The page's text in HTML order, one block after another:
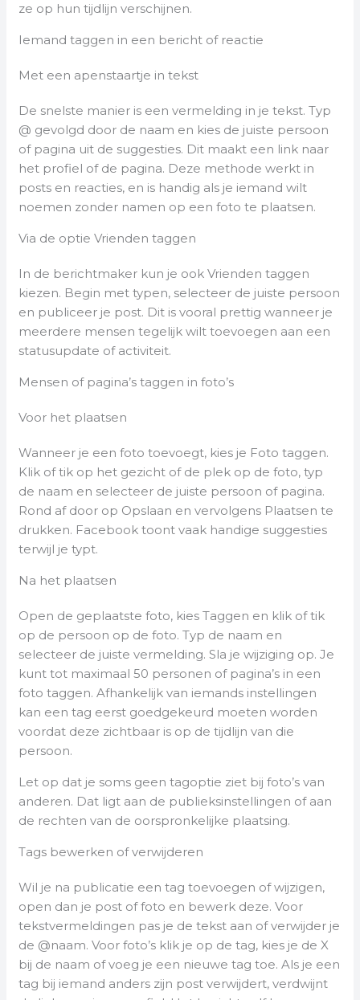
ze op hun tijdlijn verschijnen.
Iemand taggen in een bericht of reactie
Met een apenstaartje in tekst
De snelste manier is een vermelding in je tekst. Typ
@ gevolgd door de naam en kies de juiste persoon
of pagina uit de suggesties. Dit maakt een link naar
het profiel of de pagina. Deze methode werkt in
posts en reacties, en is handig als je iemand wilt
noemen zonder namen op een foto te plaatsen.
Via de optie Vrienden taggen
In de berichtmaker kun je ook Vrienden taggen
kiezen. Begin met typen, selecteer de juiste persoon
en publiceer je post. Dit is vooral prettig wanneer je
meerdere mensen tegelijk wilt toevoegen aan een
statusupdate of activiteit.
Mensen of pagina’s taggen in foto’s
Voor het plaatsen
Wanneer je een foto toevoegt, kies je Foto taggen.
Klik of tik op het gezicht of de plek op de foto, typ
de naam en selecteer de juiste persoon of pagina.
Rond af door op Opslaan en vervolgens Plaatsen te
drukken. Facebook toont vaak handige suggesties
terwijl je typt.
Na het plaatsen
Open de geplaatste foto, kies Taggen en klik of tik
op de persoon op de foto. Typ de naam en
selecteer de juiste vermelding. Sla je wijziging op. Je
kunt tot maximaal 50 personen of pagina’s in een
foto taggen. Afhankelijk van iemands instellingen
kan een tag eerst goedgekeurd moeten worden
voordat deze zichtbaar is op de tijdlijn van die
persoon.
Let op dat je soms geen tagoptie ziet bij foto’s van
anderen. Dat ligt aan de publieksinstellingen of aan
de rechten van de oorspronkelijke plaatsing.
Tags bewerken of verwijderen
Wil je na publicatie een tag toevoegen of wijzigen,
open dan je post of foto en bewerk deze. Voor
tekstvermeldingen pas je de tekst aan of verwijder je
de @naam. Voor foto’s klik je op de tag, kies je de X
bij de naam of voeg je een nieuwe tag toe. Als je een
tag bij iemand anders zijn post verwijdert, verdwijnt